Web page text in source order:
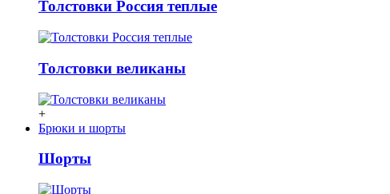
Толстовки Россия теплые
Толстовки великаны
+
Брюки и шорты
Шорты